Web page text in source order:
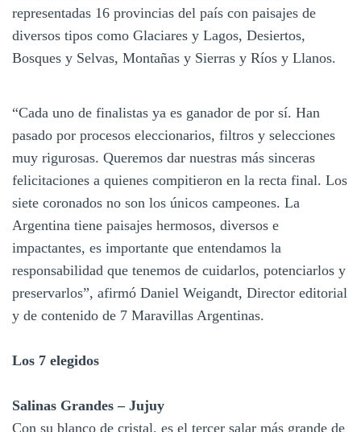
representadas 16 provincias del país con paisajes de
diversos tipos como Glaciares y Lagos, Desiertos,
Bosques y Selvas, Montañas y Sierras y Ríos y Llanos.
“Cada uno de finalistas ya es ganador de por sí. Han
pasado por procesos eleccionarios, filtros y selecciones
muy rigurosas. Queremos dar nuestras más sinceras
felicitaciones a quienes compitieron en la recta final. Los
siete coronados no son los únicos campeones. La
Argentina tiene paisajes hermosos, diversos e
impactantes, es importante que entendamos la
responsabilidad que tenemos de cuidarlos, potenciarlos y
preservarlos”, afirmó Daniel Weigandt, Director editorial
y de contenido de 7 Maravillas Argentinas.
Los 7 elegidos
Salinas Grandes – Jujuy
Con su blanco de cristal, es el tercer salar más grande de